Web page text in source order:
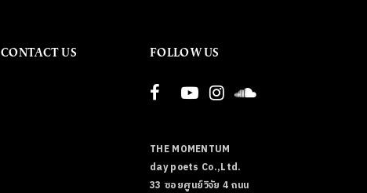
CONTACT US FOLLOW US
THE MOMENTUM
day poets Co.,Ltd.
33 ซอยศูนย์วิจัย 4 ถนน